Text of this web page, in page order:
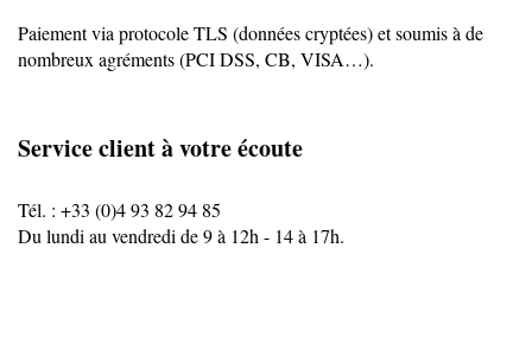
Paiement via protocole TLS (données cryptées) et soumis à de
nombreux agréments (PCI DSS, CB, VISA…).
Service client à votre écoute
Tél. : +33 (0)4 93 82 94 85
Du lundi au vendredi de 9 à 12h - 14 à 17h.